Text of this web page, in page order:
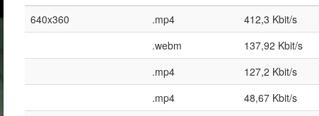
640x360
.mp4 412,3 Kbit/s
.webm
137,92 Kbit/s
.mp4
127,2 Kbit/s
.mp4
48,67 Kbit/s